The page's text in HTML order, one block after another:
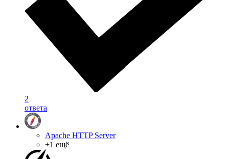
2
ответа
Apache HTTP Server
+1 ещё